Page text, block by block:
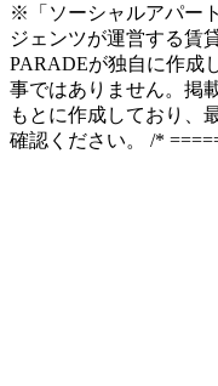
※「ソーシャルアパー
ジェンツが運営する賃
PARADEが独自に作成
事ではありません。掲
もとに作成しており、
確認ください。 /*